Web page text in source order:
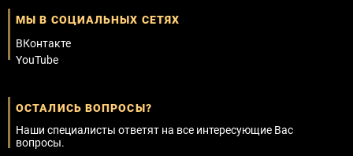
МЫ В СОЦИАЛЬНЫХ СЕТЯХ
ВКонтакте
YouTube
ОСТАЛИСЬ ВОПРОСЫ?
Наши специалисты ответят на все интересующие Вас
вопросы.